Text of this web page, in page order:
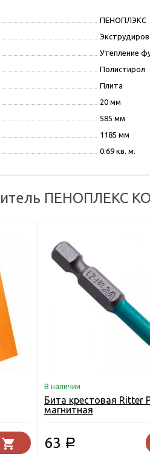
ПЕНОПЛЭКС
Утепление
Полистирол
Плита
20 мм
585 мм
1185 мм
0.69 кв. м.
ПЕНОПЛЕКС
В наличии
Бита крестовая Ritter
магнитная
63 Р